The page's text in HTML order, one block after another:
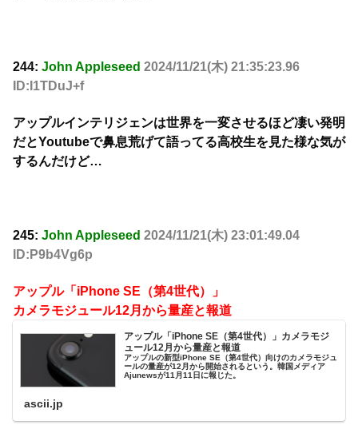
244: John Appleseed 2024/11/21(木) 21:35:23.96
ID:I1TDuJ+f
アップルインテリジェンは世界を一変させるほど凄い発明
だとYoutubeで鼻息荒げて語ってる高校生を見た様な気が
するんだけど…
245: John Appleseed 2024/11/21(木) 23:01:49.04
ID:P9b4Vg6p
アップル「iPhone SE（第4世代）」
カメラモジュール12月から量産と報道
アップル「iPhone SE（第4世代）」カメラモジ
ュール12月から量産と報道
アップルの新型iPhone SE（第4世代）向けのカメラモジュ
ールの量産が12月から開始されるという。韓国メディア
Ajunewsが11月11日に報じた。
ascii.jp